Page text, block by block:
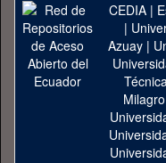
CEDIA|
|
Azuay|
Milagro